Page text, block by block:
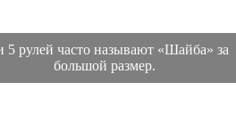
5 рулей часто называют «Шайба» за
большой размер.